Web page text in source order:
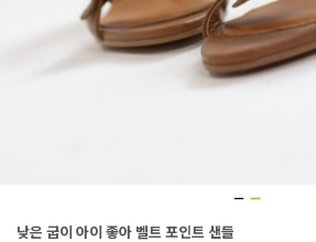
낮은 굽이 아이 좋아 벨트 포인트 샌들